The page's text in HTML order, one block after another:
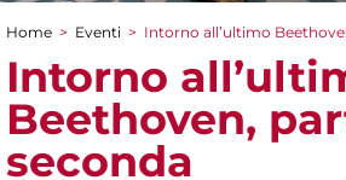
Tu sei qui
Home > Eventi > Intorno all’ultimo
Intorno
Beethoven,
seconda